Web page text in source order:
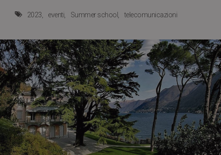
2023 eventi Summer school telecomunicazioni